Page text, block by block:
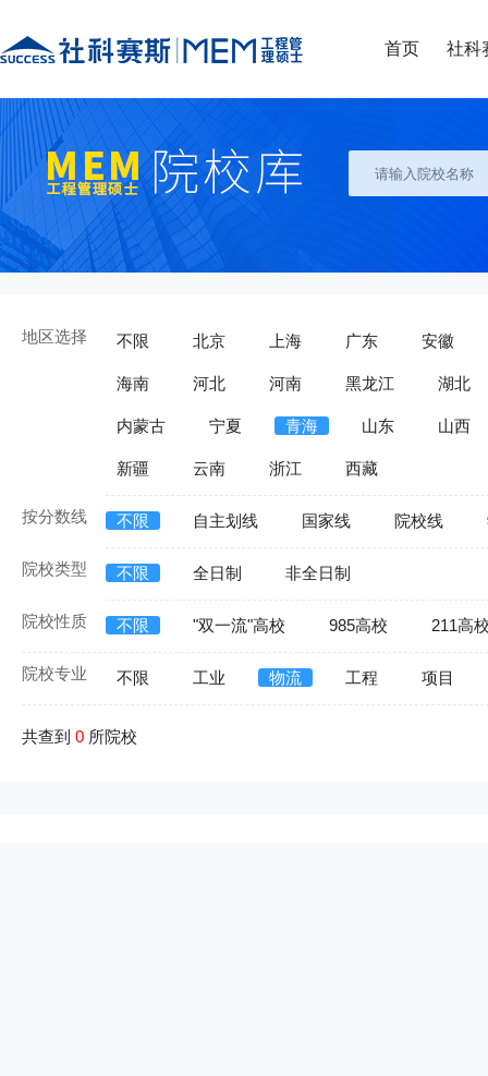
首页 社科
地区选择 不限 北京 上海 广东 安徽
海南 河北 河南 黑龙江 湖北
内蒙古 宁夏 青海 山东 山西
新疆 云南 浙江 西藏
按分数线 不限 自主划线 国家线 院校线
院校类型 不限 全日制 非全日制
院校性质 不限 "双一流"高校 985高校 211高
院校专业 不限 工业 物流 工程 项目
共查到 0 所院校